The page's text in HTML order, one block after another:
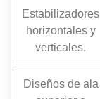
Estabilizadores
horizontales y
verticales.
Diseños de ala